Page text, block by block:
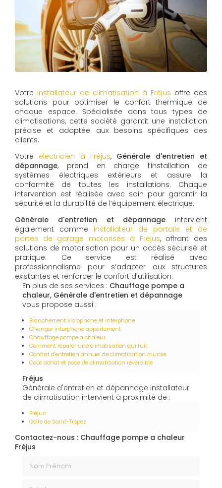
Votre installateur de climatisation à Fréjus offre des
solutions pour optimiser le confort thermique de
chaque espace. Spécialisée dans tous types de
climatisations, cette société garantit une installation
précise et adaptée aux besoins spécifiques des
clients.
Votre électricien à Fréjus, Générale d'entretien et
dépannage, prend en charge l’installation de
systèmes électriques extérieurs et assure la
conformité de toutes les installations. Chaque
intervention est réalisée avec soin pour garantir la
sécurité et la durabilité de l’équipement électrique.
Générale d'entretien et dépannage intervient
également comme installateur de portails et de
portes de garage motorisés à Fréjus, offrant des
solutions de motorisation pour un accès sécurisé et
pratique. Ce service est réalisé avec
professionnalisme pour s’adapter aux structures
existantes et renforcer le confort d’utilisation.
En plus de ses services : Chauffage pompe a
chaleur, Générale d'entretien et dépannage
vous propose aussi :
Branchement visiophone et interphone
Changer interphone appartement
Chauffage pompe a chaleur
Comment réparer une climatisation qui fuit
Contrat d'entretien annuel de climatisation murale
Coût achat et pose de climatisation réversible
Fréjus
Générale d'entretien et dépannage Installateur
de climatisation intervient à proximité de :
Fréjus
Golfe de Saint-Tropez
Contactez-nous : Chauffage pompe a chaleur
Fréjus